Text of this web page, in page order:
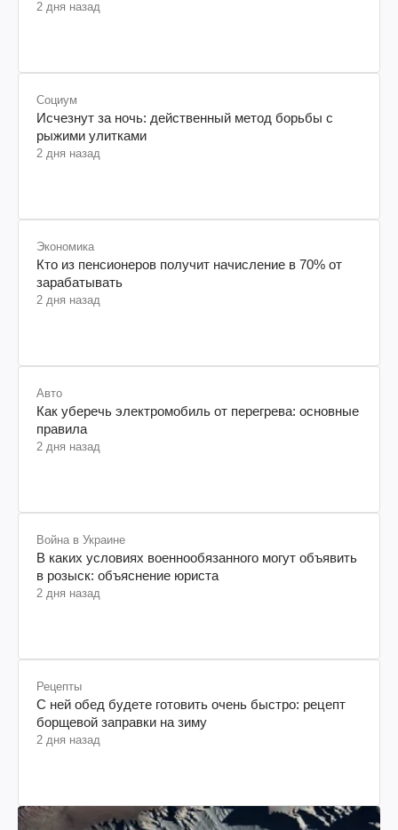
2 дня назад
Социум
Исчезнут за ночь: действенный метод борьбы с
рыжими улитками
2 дня назад
Экономика
Кто из пенсионеров получит начисление в 70% от
зарабатывать
2 дня назад
Авто
Как уберечь электромобиль от перегрева: основные
правила
2 дня назад
Война в Украине
В каких условиях военнообязанного могут объявить
в розыск: объяснение юриста
2 дня назад
Рецепты
С ней обед будете готовить очень быстро: рецепт
борщевой заправки на зиму
2 дня назад